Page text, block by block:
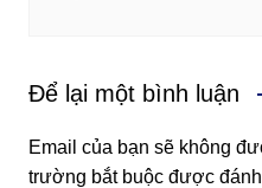
Để lại một bình luận
Email của bạn sẽ không
trường bắt buộc được